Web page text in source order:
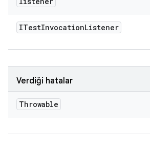
ITestInvocationListener
Verdiği hatalar
Throwable